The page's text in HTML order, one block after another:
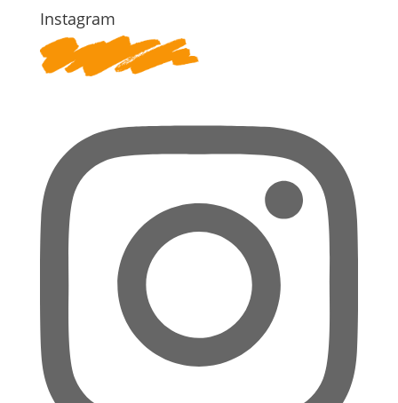
Instagram